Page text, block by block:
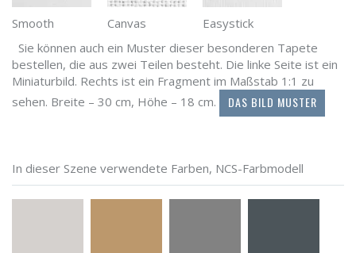
Smooth Canvas
Easystick
Sie können auch ein Muster dieser besonderen Tapete
bestellen, die aus zwei Teilen besteht. Die linke Seite ist ein
Miniaturbild. Rechts ist ein Fragment im Maßstab 1:1 zu
sehen. Breite – 30 cm, Höhe – 18 cm.
DAS BILD MUSTER
In dieser Szene verwendete Farben, NCS-Farbmodell